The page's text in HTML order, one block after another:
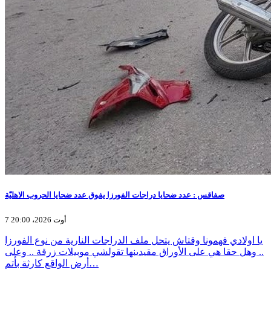
صفاقس : عدد ضحايا دراجات الفورزا يفوق عدد ضحايا الحروب الاهليّة
7 أوت 2026، 20:00
يا اولادي فهمونا وقتاش يتحل ملف الدراجات النارية من نوع الفورزا
.. وهل حقا هي على الأوراق مقيدينها تقولشي موبيلات زرقة .. وعلى
أرض الواقع كارثة بأتم…